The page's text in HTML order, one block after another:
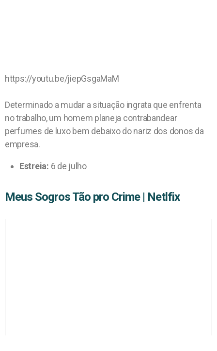
https://youtu.be/jiepGsgaMaM
Determinado a mudar a situação ingrata que enfrenta
no trabalho, um homem planeja contrabandear
perfumes de luxo bem debaixo do nariz dos donos da
empresa.
Estreia: 6 de julho
Meus Sogros Tão pro Crime | Netlfix